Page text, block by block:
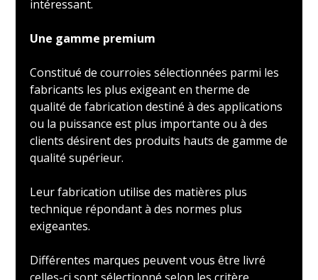
intéressant.
Une gamme premium
Constitué de courroies sélectionnées parmi les
fabricants les plus exigeant en therme de
qualité de fabrication destiné à des applications
ou la puissance est plus importante ou à des
clients désirent des produits hauts de gamme de
qualité supérieur.
Leur fabrication utilise des matières plus
technique répondant à des normes plus
exigeantes.
Différentes marques peuvent vous être livré